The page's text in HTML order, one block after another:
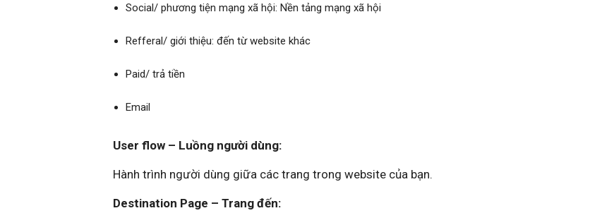
Social/ phương tiện mạng xã hội: Nền tảng mạng xã hội
Refferal/ giới thiệu: đến từ website khác
Paid/ trả tiền
Email
User flow – Luồng người dùng:
Hành trình người dùng giữa các trang trong website của bạn.
Destination Page – Trang đến: